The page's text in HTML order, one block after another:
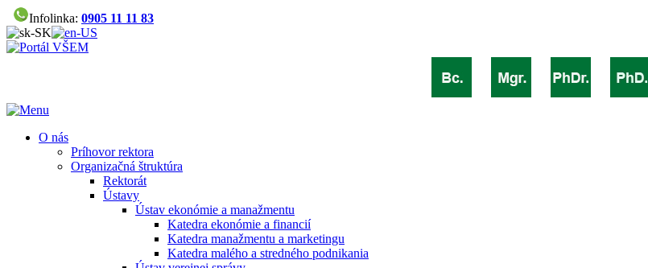
Infolinka: 0905 11 11 83
O nás
Príhovor rektora
Organizačná štruktúra
Rektorát
Ústavy
Ústav ekonómie a manažmentu
Katedra ekonómie a financií
Katedra manažmentu a marketingu
Katedra malého a stredného podnikania